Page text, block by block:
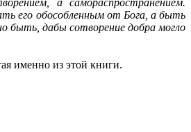
а самораспространением.
его обособленным от Бога, а быть
быть, дабы сотворение добра могло
именно из этой книги.